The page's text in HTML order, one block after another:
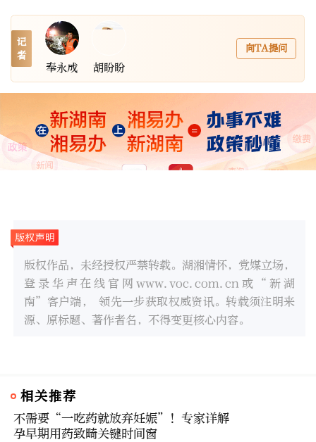
记
者
奉永成 胡盼盼
向TA提问
版权作品，未经授权严禁转载。湖湘情怀，党媒立场，
登录华声在线官网www.voc.com.cn或“新湖
南”客户端， 领先一步获取权威资讯。转载须注明来
源、原标题、著作者名，不得变更核心内容。
相关推荐
不需要“一吃药就放弃妊娠”！专家详解
孕早期用药致畸关键时间窗